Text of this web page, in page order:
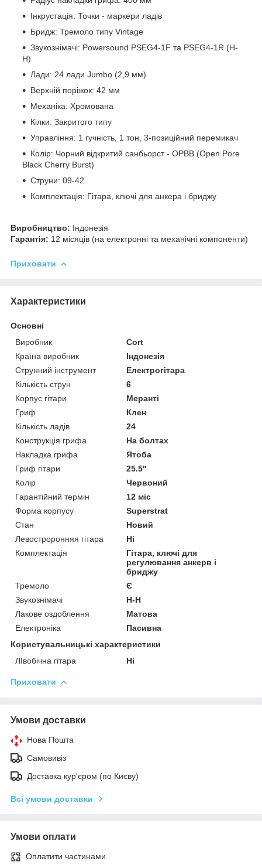
Інкрустація: Точки - маркери ладів
Бридж: Тремоло типу Vintage
Звукознімачі: Powersound PSEG4-1F та PSEG4-1R (H-
H)
Лади: 24 лади Jumbo (2,9 мм)
Верхній поріжок: 42 мм
Механіка: Хромована
Кілки: Закритого типу
Управління: 1 гучність, 1 тон, 3-позиційний перемикач
Колір: Чорний відкритий санбьорст - OPBB (Open Pore
Black Cherry Burst)
Струни: 09-42
Комплектація: Гітара, ключі для анкера і бриджу
Виробництво: Індонезія
Гарантія: 12 місяців (на електронні та механічні компоненти)
Приховати
Характеристики
Основні
Виробник
Cort
Країна виробник
Індонезія
Струнний інструмент
Електрогітара
Кількість струн
6
Корпус гітари
Меранті
Гриф
Клен
Кількість ладів
24
Конструкція грифа
На болтах
Накладка грифа
Ятоба
Гриф гітари
25.5"
Колір
Червоний
Гарантійний термін
12 міс
Форма корпусу
Superstrat
Стан
Новий
Левостроронняя гітара
Ні
Комплектація
Гітара, ключі для
регулювання анкерв і
бриджу
Тремоло
Є
Звукознімачі
H-H
Лакове оздоблення
Матова
Електроніка
Пасивна
Користувальницькі характеристики
ЛІвобічна гітара
Ні
Приховати
Умови доставки
Нова Пошта
Самовивіз
Доставка кур'єром (по Києву)
Всі умови доставки
Умови оплати
Оплатити частинами